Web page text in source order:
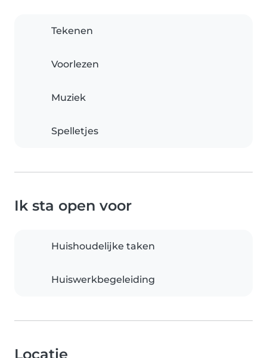
Tekenen
Voorlezen
Muziek
Spelletjes
Ik sta open voor
Huishoudelijke taken
Huiswerkbegeleiding
Locatie